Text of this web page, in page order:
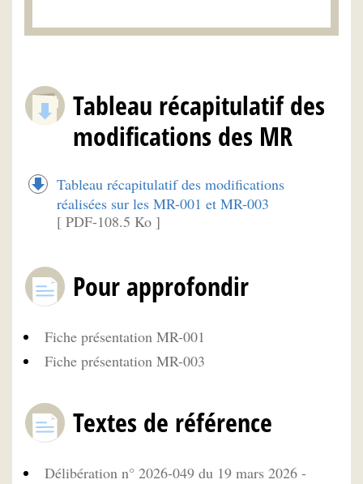
Tableau récapitulatif des
modifications des MR
Tableau récapitulatif des modifications
réalisées sur les MR-001 et MR-003
[ PDF-108.5 Ko ]
Pour approfondir
Fiche présentation MR-001
Fiche présentation MR-003
Textes de référence
Délibération n° 2026-049 du 19 mars 2026 -